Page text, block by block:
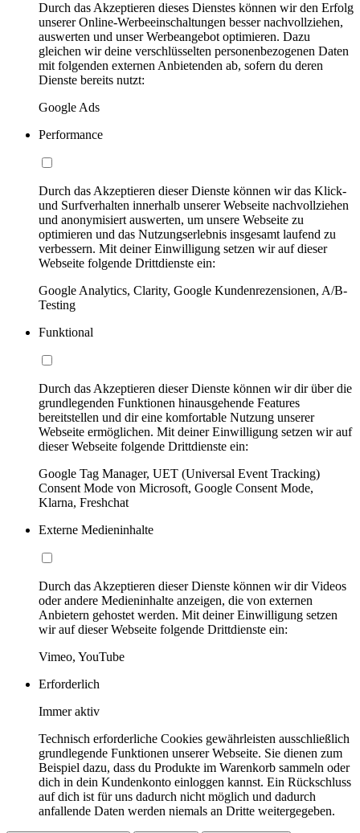
Durch das Akzeptieren dieses Dienstes können wir den Erfolg
unserer Online-Werbeeinschaltungen besser nachvollziehen,
auswerten und unser Werbeangebot optimieren. Dazu
gleichen wir deine verschlüsselten personenbezogenen Daten
mit folgenden externen Anbietenden ab, sofern du deren
Dienste bereits nutzt:
Google Ads
Performance
Durch das Akzeptieren dieser Dienste können wir das Klick-
und Surfverhalten innerhalb unserer Webseite nachvollziehen
und anonymisiert auswerten, um unsere Webseite zu
optimieren und das Nutzungserlebnis insgesamt laufend zu
verbessern. Mit deiner Einwilligung setzen wir auf dieser
Webseite folgende Drittdienste ein:
Google Analytics, Clarity, Google Kundenrezensionen, A/B-
Testing
Funktional
Durch das Akzeptieren dieser Dienste können wir dir über die
grundlegenden Funktionen hinausgehende Features
bereitstellen und dir eine komfortable Nutzung unserer
Webseite ermöglichen. Mit deiner Einwilligung setzen wir auf
dieser Webseite folgende Drittdienste ein:
Google Tag Manager, UET (Universal Event Tracking)
Consent Mode von Microsoft, Google Consent Mode,
Klarna, Freshchat
Externe Medieninhalte
Durch das Akzeptieren dieser Dienste können wir dir Videos
oder andere Medieninhalte anzeigen, die von externen
Anbietern gehostet werden. Mit deiner Einwilligung setzen
wir auf dieser Webseite folgende Drittdienste ein:
Vimeo, YouTube
Erforderlich
Immer aktiv
Technisch erforderliche Cookies gewährleisten ausschließlich
grundlegende Funktionen unserer Webseite. Sie dienen zum
Beispiel dazu, dass du Produkte im Warenkorb sammeln oder
dich in dein Kundenkonto einloggen kannst. Ein Rückschluss
auf dich ist für uns dadurch nicht möglich und dadurch
anfallende Daten werden niemals an Dritte weitergegeben.